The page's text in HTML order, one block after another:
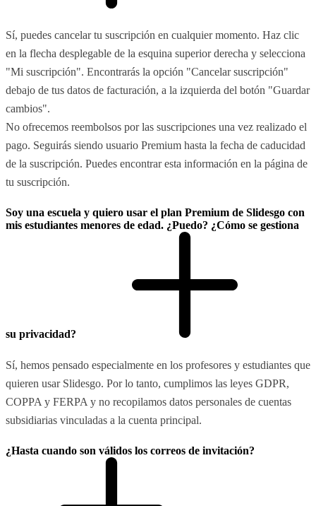
Sí, puedes cancelar tu suscripción en cualquier momento. Haz clic
en la flecha desplegable de la esquina superior derecha y selecciona
"Mi suscripción". Encontrarás la opción "Cancelar suscripción"
debajo de tus datos de facturación, a la izquierda del botón "Guardar
cambios".
No ofrecemos reembolsos por las suscripciones una vez realizado el
pago. Seguirás siendo usuario Premium hasta la fecha de caducidad
de la suscripción. Puedes encontrar esta información en la página de
tu suscripción.
Soy una escuela y quiero usar el plan Premium de Slidesgo con
mis estudiantes menores de edad. ¿Puedo? ¿Cómo se gestiona
su privacidad?
Sí, hemos pensado especialmente en los profesores y estudiantes que
quieren usar Slidesgo. Por lo tanto, cumplimos las leyes GDPR,
COPPA y FERPA y no recopilamos datos personales de cuentas
subsidiarias vinculadas a la cuenta principal.
¿Hasta cuando son válidos los correos de invitación?